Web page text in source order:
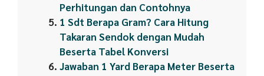
Perhitungan dan Contohnya
1 Sdt Berapa Gram? Cara Hitung
Takaran Sendok dengan Mudah
Beserta Tabel Konversi
Jawaban 1 Yard Berapa Meter Beserta